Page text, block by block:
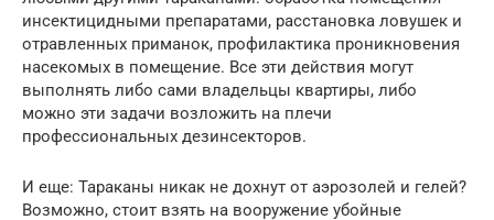
инсектицидными препаратами, расстановка ловушек и
отравленных приманок, профилактика проникновения
насекомых в помещение. Все эти действия могут
выполнять либо сами владельцы квартиры, либо
можно эти задачи возложить на плечи
профессиональных дезинсекторов.
И еще: Тараканы никак не дохнут от аэрозолей и гелей?
Возможно, стоит взять на вооружение убойные